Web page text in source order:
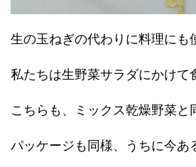
生の玉ねぎの代わりに料理にも
私たちは生野菜サラダにかけて
こちらも、ミックス乾燥野菜と
パッケージも同様、うちに今あ